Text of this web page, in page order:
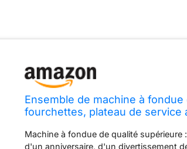
Ensemble de machine à
fourchettes, plateau de service
guimauves et du pain dans du
Machine à fondue de qualité
d'un anniversaire, d'un divertissement